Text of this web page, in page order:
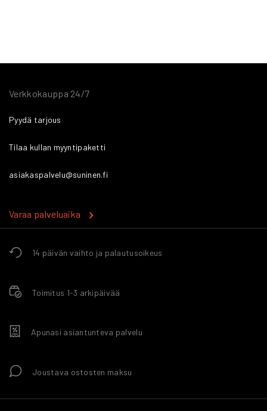
14 päivän vaihto ja palautusoikeus
Toimitus 1-3 arkipäivää
Apunasi asiantunteva palvelu
Joustava ostosten maksu
Verkkokauppa 24/7
Pyydä tarjous
Tilaa kullan myyntipaketti
asiakaspalvelu@suninen.fi
Varaa palveluaika